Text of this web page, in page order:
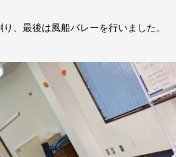
、最後は風船バレーを行いました。